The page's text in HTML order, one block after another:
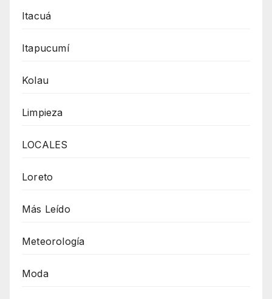
Itacuá
Itapucumí
Kolau
Limpieza
LOCALES
Loreto
Más Leído
Meteorología
Moda